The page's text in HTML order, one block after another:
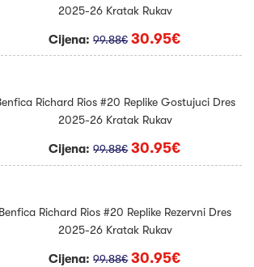
2025-26 Kratak Rukav
Cijena:99.88€ 30.95€
Richard Rios #20 Replike Gostujuci Dres
2025-26 Kratak Rukav
Cijena:99.88€ 30.95€
Benfica Richard Rios #20 Replike Rezervni Dres
2025-26 Kratak Rukav
Cijena:99.88€ 30.95€